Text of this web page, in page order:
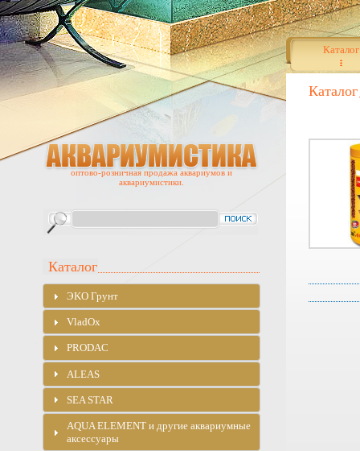
Каталог
Каталог
оптово-розничная продажа аквариумов и
аквариумистики.
Каталог
ЭKO Грунт
VladOx
PRODAC
ALEAS
SEA STAR
AQUA ELEMENT и другие аквариумные
аксессуары